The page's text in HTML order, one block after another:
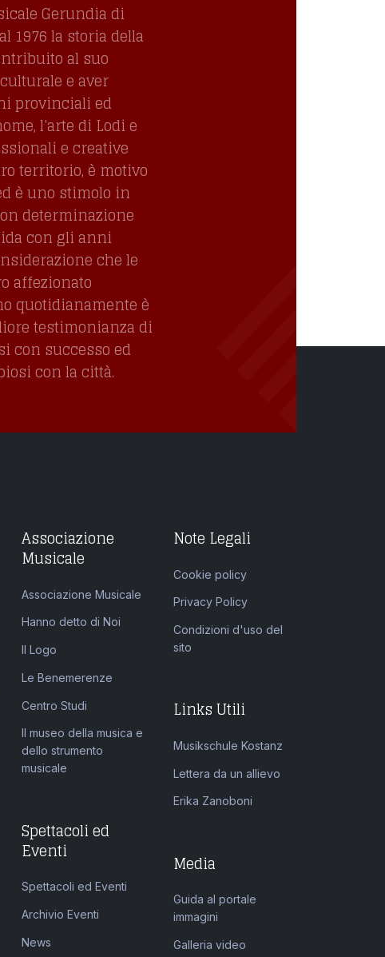
Gerundia di
1976 la storia della
al suo
e aver
provinciali ed
l'arte di Lodi e
e creative
territorio, è motivo
è uno stimolo in
determinazione
con gli anni
che le
affezionato
quotidianamente è
testimonianza di
con successo ed
con la città.
Associazione
Musicale
Associazione Musicale
Hanno detto di Noi
Il Logo
Le Benemerenze
Centro Studi
Il museo della musica e
dello strumento
musicale
Spettacoli ed
Eventi
Spettacoli ed Eventi
Archivio Eventi
News
Note Legali
Cookie policy
Privacy Policy
Condizioni d'uso del
sito
Links Utili
Musikschule Kostanz
Lettera da un allievo
Erika Zanoboni
Media
Guida al portale
immagini
Galleria video